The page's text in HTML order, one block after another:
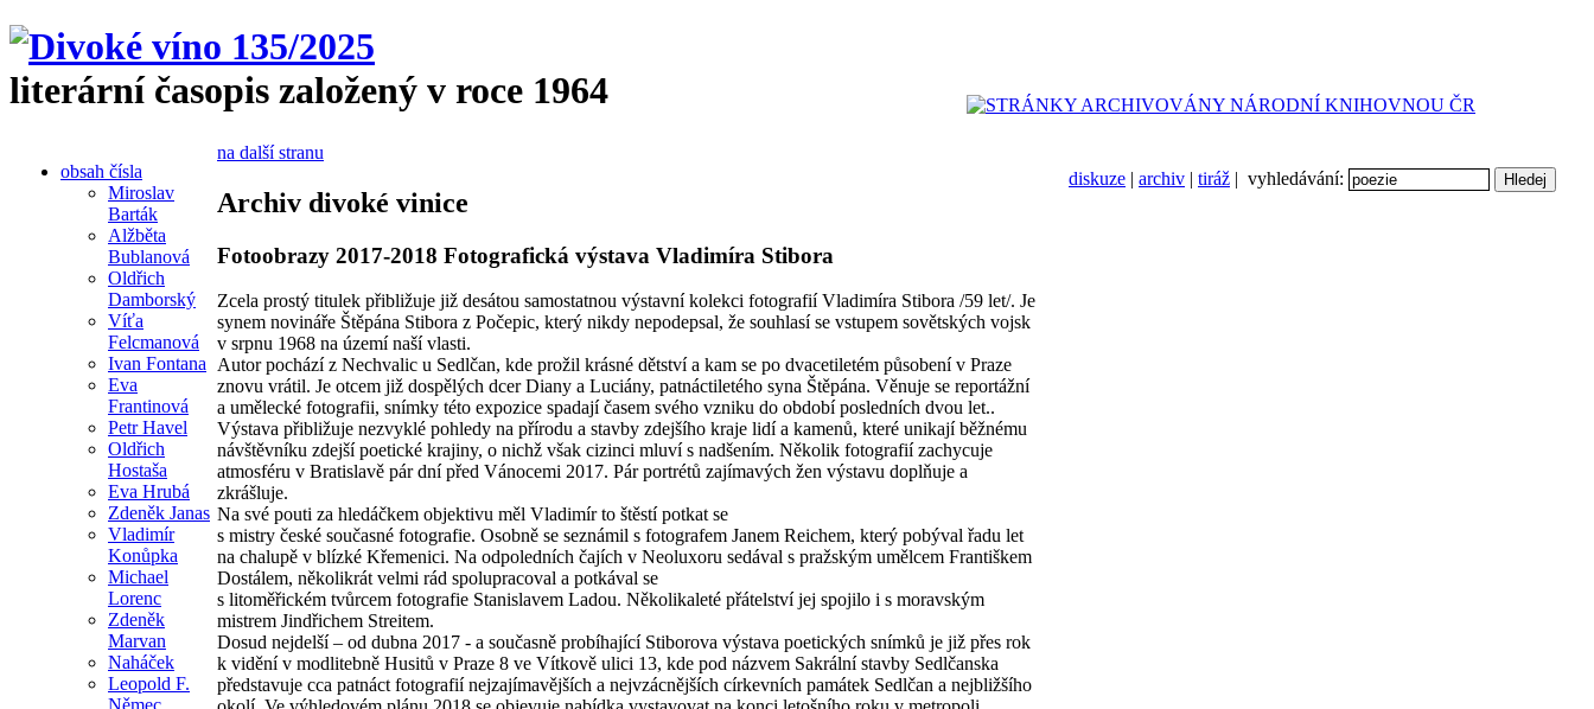
literární časopis založený v roce 1964
diskuze | archiv | tiráž | vyhledávání:
obsah čísla
Miroslav
Barták
Alžběta
Bublanová
Oldřich
Damborský
Víťa
Felcmanová
Ivan Fontana
Eva
Frantinová
Petr Havel
Oldřich
Hostaša
Eva Hrubá
Zdeněk Janas
Vladimír
Konůpka
Michael
Lorenc
Zdeněk
Marvan
Naháček
Leopold F.
Němec
na další stranu
Archiv divoké vinice
Fotoobrazy 2017-2018 Fotografická výstava Vladimíra Stibora
Zcela prostý titulek přibližuje již desátou samostatnou výstavní kolekci fotografií Vladimíra Stibora /59 let/. Je
synem novináře Štěpána Stibora z Počepic, který nikdy nepodepsal, že souhlasí se vstupem sovětských vojsk
v srpnu 1968 na území naší vlasti.
Autor pochází z Nechvalic u Sedlčan, kde prožil krásné dětství a kam se po dvacetiletém působení v Praze
znovu vrátil. Je otcem již dospělých dcer Diany a Luciány, patnáctiletého syna Štěpána. Věnuje se reportážní
a umělecké fotografii, snímky této expozice spadají časem svého vzniku do období posledních dvou let..
Výstava přibližuje nezvyklé pohledy na přírodu a stavby zdejšího kraje lidí a kamenů, které unikají běžnému
návštěvníku zdejší poetické krajiny, o nichž však cizinci mluví s nadšením. Několik fotografií zachycuje
atmosféru v Bratislavě pár dní před Vánocemi 2017. Pár portrétů zajímavých žen výstavu doplňuje a
zkrášluje.
Na své pouti za hledáčkem objektivu měl Vladimír to štěstí potkat se
s mistry české současné fotografie. Osobně se seznámil s fotografem Janem Reichem, který pobýval řadu let
na chalupě v blízké Křemenici. Na odpoledních čajích v Neoluxoru sedával s pražským umělcem Františkem
Dostálem, několikrát velmi rád spolupracoval a potkával se
s litoměřickém tvůrcem fotografie Stanislavem Ladou. Několikaleté přátelství jej spojilo i s moravským
mistrem Jindřichem Streitem.
Dosud nejdelší – od dubna 2017 - a současně probíhající Stiborova výstava poetických snímků je již přes rok
k vidění v modlitebně Husitů v Praze 8 ve Vítkově ulici 13, kde pod názvem Sakrální stavby Sedlčanska
představuje cca patnáct fotografií nejzajímavějších a nejvzácnějších církevních památek Sedlčan a nejbližšího